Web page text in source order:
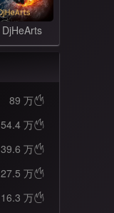
DjHeArts
89 万
54.4 万
39.6 万
27.5 万
16.3 万